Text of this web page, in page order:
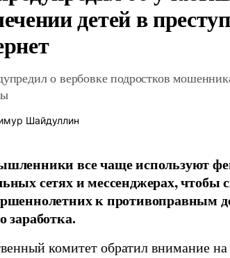
детей в
о вербовке подростков
Шайдуллин
все чаще используют
сетях и мессенджерах, чтобы
к противоправным
заработка.
комитет обратил внимание на